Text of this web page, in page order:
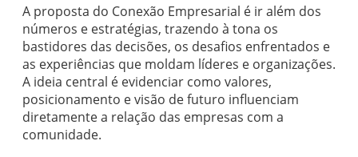
A proposta do Conexão Empresarial é ir além dos
números e estratégias, trazendo à tona os
bastidores das decisões, os desafios enfrentados e
as experiências que moldam líderes e organizações.
A ideia central é evidenciar como valores,
posicionamento e visão de futuro influenciam
diretamente a relação das empresas com a
comunidade.